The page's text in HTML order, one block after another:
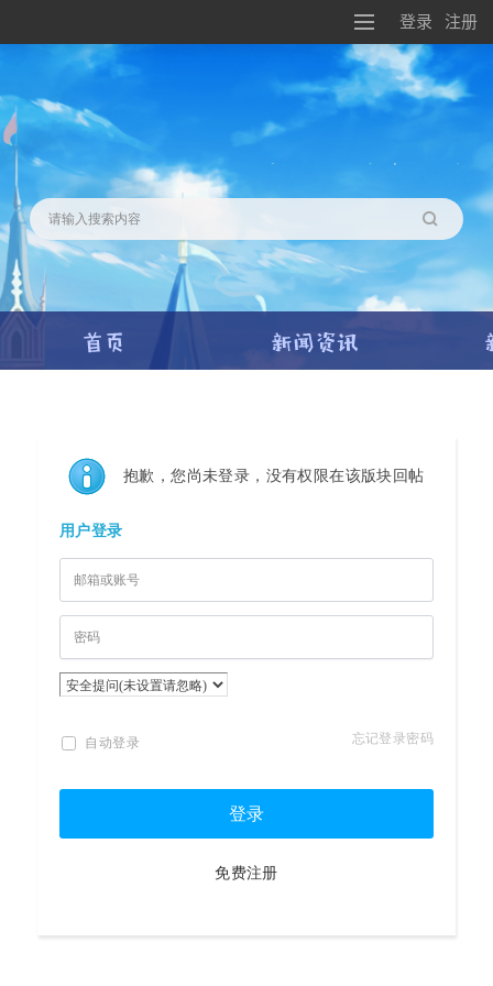
登录 注册
抱歉，您尚未登录，没有权限在该版块回帖
用户登录
自动登录 忘记登录密码
登录
免费注册